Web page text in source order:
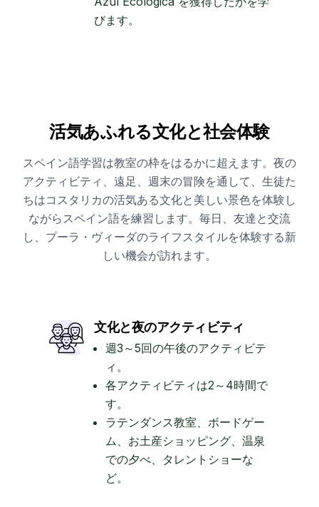
びます。
活気あふれる文化と社会体験
スペイン語学習は教室の枠をはるかに超えます。夜の
アクティビティ、遠足、週末の冒険を通して、生徒た
ちはコスタリカの活気ある文化と美しい景色を体験し
ながらスペイン語を練習します。毎日、友達と交流
し、プーラ・ヴィーダのライフスタイルを体験する新
しい機会が訪れます。
文化と夜のアクティビティ
週3～5回の午後のアクティビテ
ィ。
各アクティビティは2～4時間で
す。
ラテンダンス教室、ボードゲー
ム、お土産ショッピング、温泉
での夕べ、タレントショーな
ど。